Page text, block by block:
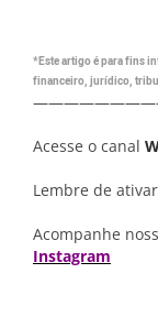
*Este artigo é para fins
financeiro, jurídico,
Acesse o canal
Lembre de
Acompanhe
Instagram